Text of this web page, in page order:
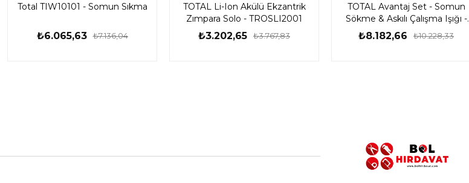
Total TIW10101 - Somun Sıkma
₺6.065,63 ₺7.136,04
TOTAL Li-Ion Akülü Ekzantrik
Zımpara Solo - TROSLI2001
₺3.202,65 ₺3.767,83
TOTAL Avantaj Set - Somun
Sökme & Askılı Çalışma Işığı -
TOSLI23048E
₺8.182,66 ₺10.228,33